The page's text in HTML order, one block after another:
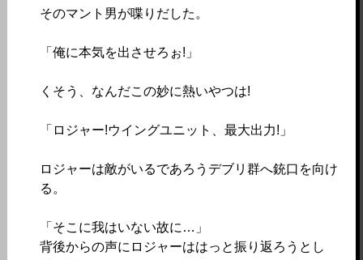
そのマント男が喋りだした。
「俺に本気を出させろぉ!」
くそう、なんだこの妙に熱いやつは!
「ロジャー!ウイングユニット、最大出力!」
ロジャーは敵がいるであろうデブリ群へ銃口を向け
る。
「そこに我はいない故に…」
背後からの声にロジャーははっと振り返ろうとし